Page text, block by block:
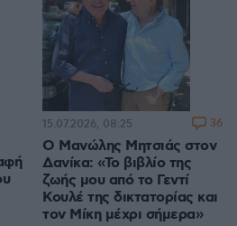
Ο Μανώλης Μητσιάς στον
Δανίκα: «Το βιβλίο της
ζωής μου από το Γεντί
Κουλέ της δικτατορίας και
τον Μίκη μέχρι σήμερα»
15.07.2026, 08:25 36